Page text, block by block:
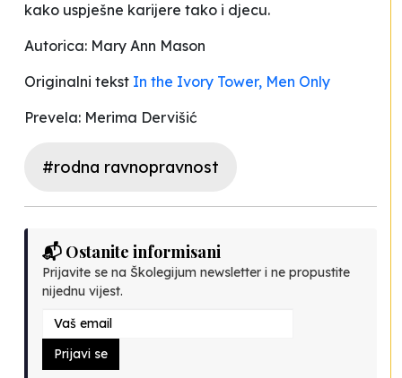
kako uspješne karijere tako i djecu.
Autorica: Mary Ann Mason
Originalni tekst In the Ivory Tower, Men Only
Prevela: Merima Dervišić
#rodna ravnopravnost
📬 Ostanite informisani
Prijavite se na Školegijum newsletter i ne propustite
nijednu vijest.
Prijavi se